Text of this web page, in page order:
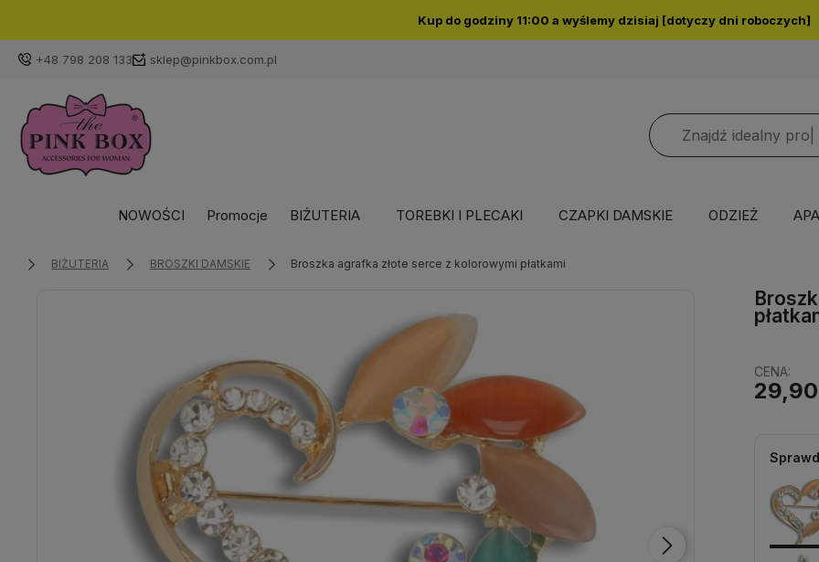
Kup do godziny 11:00 a wyślemy dzisiaj [dotyczy dni roboczych]
+48 798 208 133 sklep@pinkbox.com.pl
NOWOŚCI Promocje BIŻUTERIA TOREBKI I PLECAKI CZAPKI DAMSKIE ODZIEŻ
BIŻUTERIA BROSZKI DAMSKIE Broszka agrafka złote serce z kolorowymi płatkami
CENA:
29,90